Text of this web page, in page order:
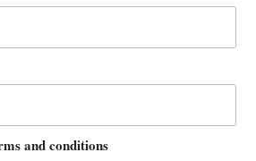
and conditions